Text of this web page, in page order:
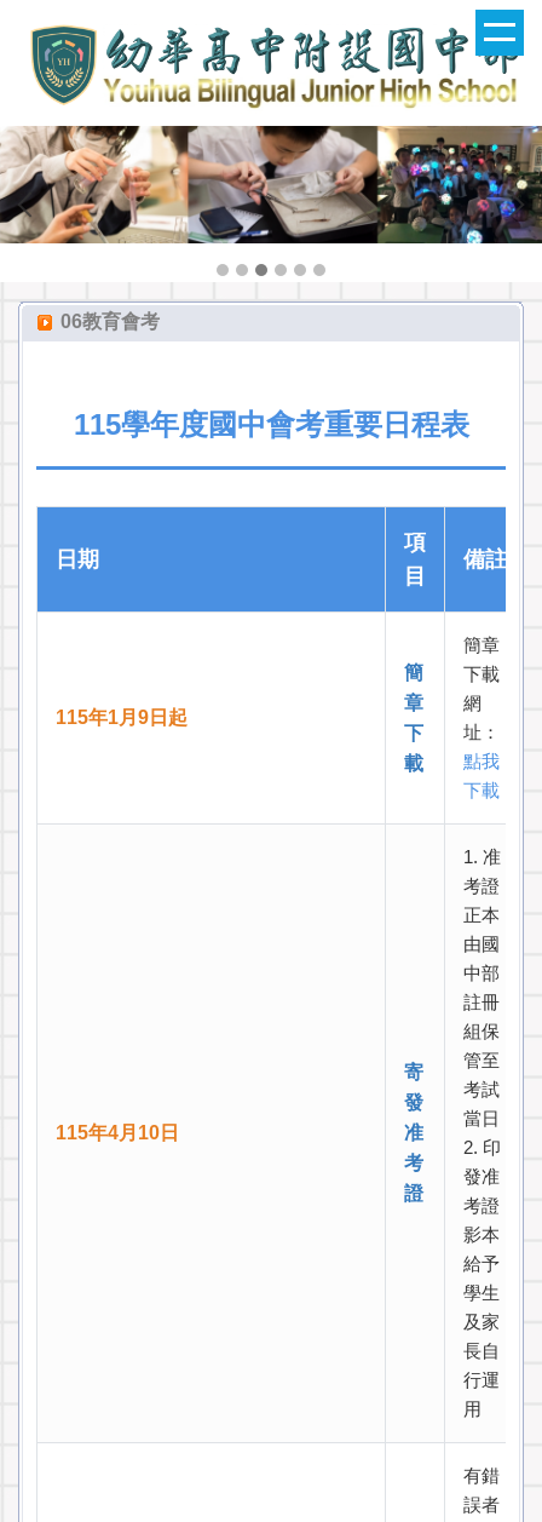
內
容
區
06教育會考
115學年度國中會考重要日程表
日期
項
目
備註
115年1月9日起
簡
章
下
載
簡章
下載
網
址：
點我
下載
115年4月10日
寄
發
准
考
證
1. 准
考證
正本
由國
中部
註冊
組保
管至
考試
當日
2. 印
發准
考證
影本
給予
學生
及家
長自
行運
用
有錯
誤者